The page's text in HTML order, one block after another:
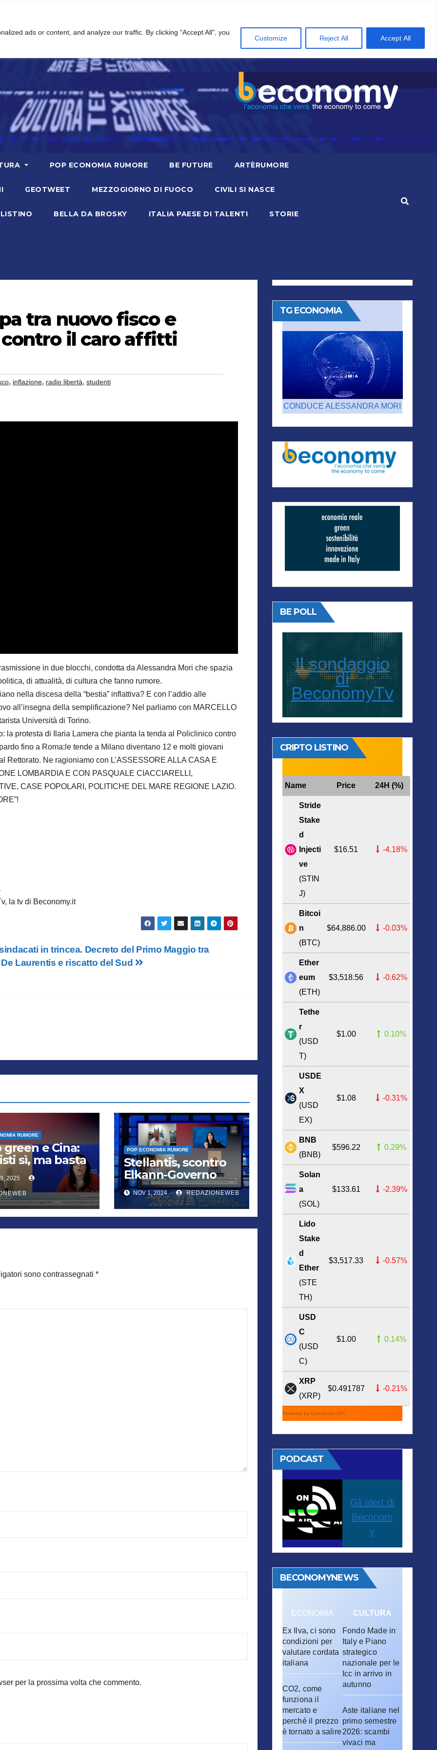
ads or content, and analyze our traffic. By clicking "Accept All", you
Customize Reject All Accept All
POP ECONOMIA RUMORE BE FUTURE ARTÈRUMORE
GEOTWEET MEZZOGIORNO DI FUOCO CIVILI SI NASCE
BELLA DA BROSKY ITALIA PAESE DI TALENTI STORIE
tra nuovo fisco e
il caro affitti
, inflazione, radio libertà, studenti
in due blocchi, condotta da Alessandra Mori che spazia
di attualità, di cultura che fanno rumore.
nella discesa della “bestia” inflattiva? E con l’addio alle
all’insegna della semplificazione? Nel parliamo con MARCELLO
Università di Torino.
la protesta di Ilaria Lamera che pianta la tenda al Policlinico contro
fino a Roma:le tende a Milano diventano 12 e molti giovani
Ne ragioniamo con L’ASSESSORE ALLA CASA E
LOMBARDIA E CON PASQUALE CIACCIARELLI,
CASE POPOLARI, POLITICHE DEL MARE REGIONE LAZIO.
la tv di Beconomy.it
in trincea. Decreto del Primo Maggio tra
Laurentis e riscatto del Sud
RUMORE
green e Cina:
sì, ma basta
2025
POP ECONOMIA RUMORE
Stellantis, scontro
Elkann-Governo
mentre Piedimonte
trema
NOV 1, 2024 REDAZIONEWEB
sono contrassegnati *
per la prossima volta che commento.
TG ECONOMIA
CONDUCE ALESSANDRA MORI
BE POLL
Il sondaggio
di
BeconomyTv
CRIPTO LISTINO
Name Price 24H (%)
Stride
Stake
d
Injecti
ve
(STIN
J)
$16.51 -4.18%
Bitcoi
n
(BTC)
$64,886.00 -0.03%
Ether
eum
(ETH)
$3,518.56 -0.62%
Tethe
r
(USD
T)
$1.00 0.10%
USDE
X
(USD
EX)
$1.08 -0.31%
BNB
(BNB)
$596.22 0.29%
Solan
a
(SOL)
$133.61 -2.39%
Lido
Stake
d
Ether
(STE
TH)
$3,517.33 -0.57%
USD
C
(USD
C)
$1.00 0.14%
XRP
(XRP)
$0.491787 -0.21%
Powered by CoinGecko API
PODCAST
Gli alert di
Beconom
y
BECONOMYNEWS
ECONOMIA
Ex Ilva, ci sono
condizioni per
valutare cordata
italiana
CO2, come
funziona il
mercato e
perché il prezzo
è tornato a salire
CULTURA
Fondo Made in
Italy e Piano
strategico
nazionale per le
Icc in arrivo in
autunno
Aste italiane nel
primo semestre
2026: scambi
vivaci ma